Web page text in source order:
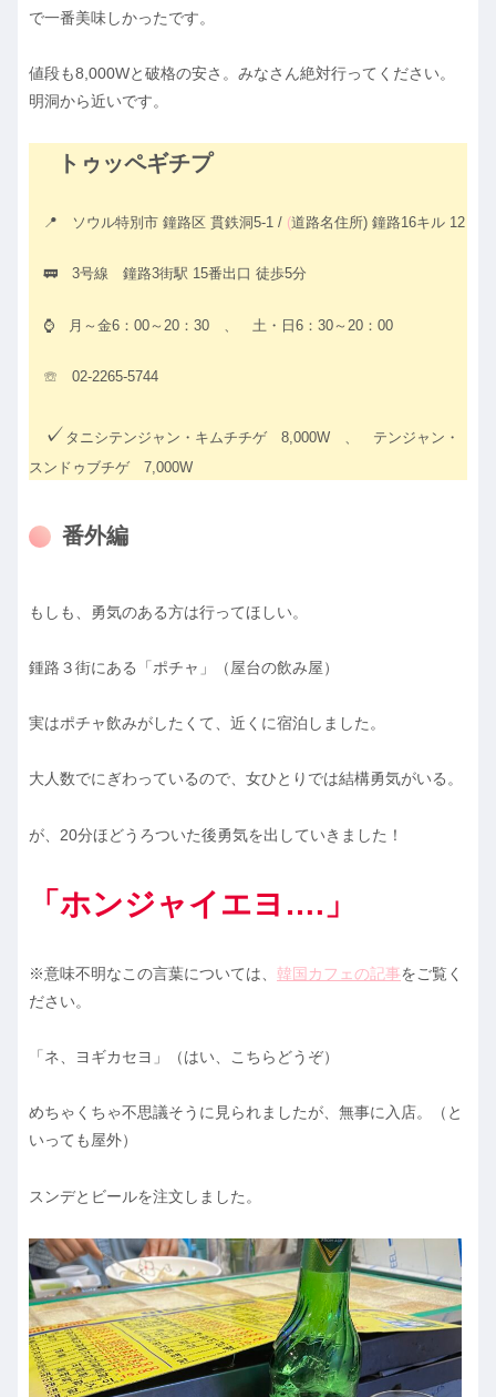
で一番美味しかったです。
値段も8,000Wと破格の安さ。みなさん絶対行ってください。
明洞から近いです。
トゥッペギチプ
📍 ソウル特別市 鐘路区 貫鉄洞5-1 / (道路名住所) 鐘路16キル 12
🚃 3号線 鐘路3街駅 15番出口 徒歩5分
⌚ 月～金6：00～20：30 、 土・日6：30～20：00
☏ 02-2265-5744
✓ タニシテンジャン・キムチチゲ 8,000W 、 テンジャン・
スンドゥブチゲ 7,000W
番外編
もしも、勇気のある方は行ってほしい。
鍾路３街にある「ポチャ」（屋台の飲み屋）
実はポチャ飲みがしたくて、近くに宿泊しました。
大人数でにぎわっているので、女ひとりでは結構勇気がいる。
が、20分ほどうろついた後勇気を出していきました！
「ホンジャイエヨ….」
※意味不明なこの言葉については、 韓国カフェの記事をご覧く
ださい。
「ネ、ヨギカセヨ」（はい、こちらどうぞ）
めちゃくちゃ不思議そうに見られましたが、無事に入店。（と
いっても屋外）
スンデとビールを注文しました。